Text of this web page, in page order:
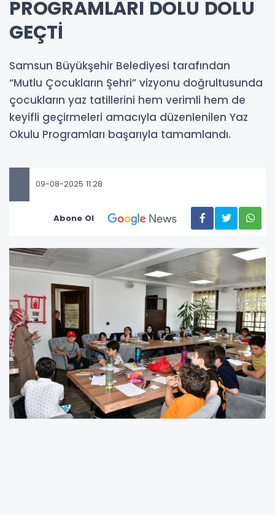
PROGRAMLARI DOLU DOLU
GEÇTİ
Samsun Büyükşehir Belediyesi tarafından
“Mutlu Çocukların Şehri” vizyonu doğrultusunda
çocukların yaz tatillerini hem verimli hem de
keyifli geçirmeleri amacıyla düzenlenilen Yaz
Okulu Programları başarıyla tamamlandı.
09-08-2025 11:28
Abone Ol